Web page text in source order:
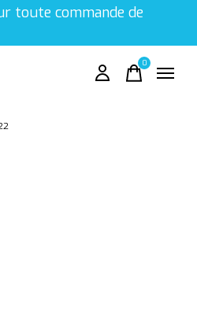
toute commande de
0items